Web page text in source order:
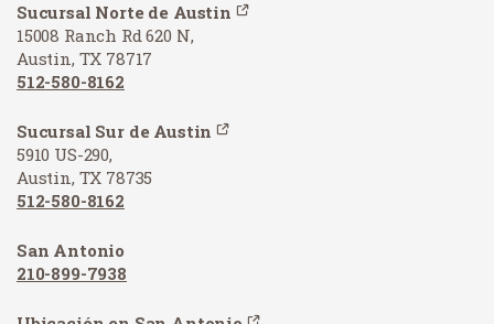
Sucursal Norte de Austin
15008 Ranch Rd 620 N,
Austin, TX 78717
512-580-8162
Sucursal Sur de Austin
5910 US-290,
Austin, TX 78735
512-580-8162
San Antonio
210-899-7938